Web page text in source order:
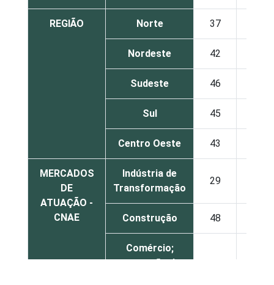
REGIÃO Norte 37
Nordeste 42
Sudeste 46
Sul 45
Centro Oeste 43
MERCADOS
DE
ATUAÇÃO -
CNAE
Indústria de
Transformação
29
Construção 48
Comércio;
reparação de